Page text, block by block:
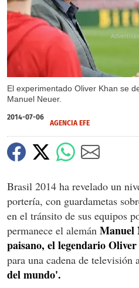
El experimentado Oliver Khan se
Manuel Neuer.
2014-07-06
AGENCIA EFE
Brasil 2014 ha revelado un
portería, con guardametas
en el tránsito de sus equipos
permanece el alemán Manuel
paisano, el legendario
para una cadena de televisión
del mundo'.